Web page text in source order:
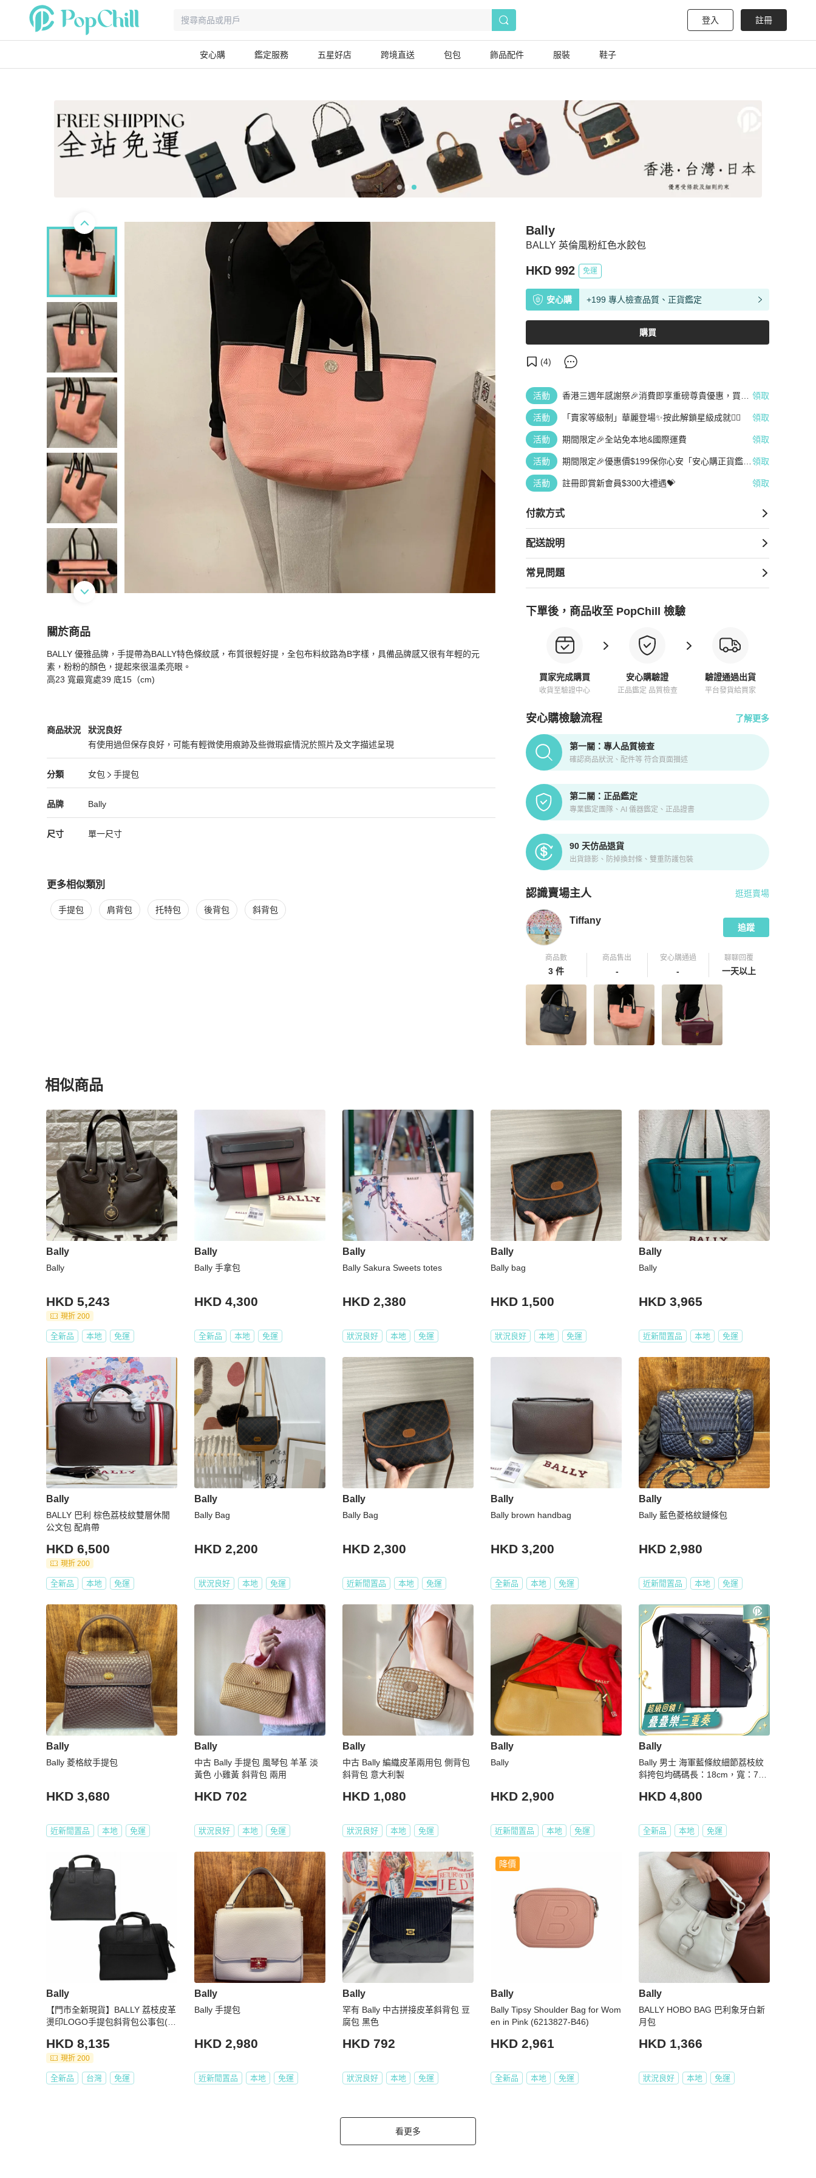
登入 註冊
安心購 鑑定服務 五星好店 跨境直送 包包 飾品配件 服裝 鞋子
BALLY 英倫風粉紅色水餃包
Bally
HKD 992 免運
安心購 +199 專人檢查品質、正貨鑑定
購買
(4)
活動
香港三週年感謝祭🎉消費即享重磅尊貴優惠，買越
領取
活動 「賣家等級制」華麗登場✨按此解鎖星級成就👆🏻 領取
活動 期間限定🎉全站免本地&國際運費 領取
活動
期間限定🎉優惠價$199保你心安「安心購正貨鑑
領取
活動 註冊即賞新會員$300大禮遇💝 領取
付款方式
配送說明
常見問題
下單後，商品收至 PopChill 檢驗
買家完成購買
收貨至驗證中心
安心購驗證
正品鑑定 品質檢查
驗證通過出貨
平台發貨給買家
安心購檢驗流程 了解更多
PopChill拍拍圈正品驗證、安心購檢驗流程介紹
第一關：專人品質檢查
確認商品狀況、配件等 符合頁面描述
第二關：正品鑑定
專業鑑定團隊、AI 儀器鑑定、正品證書
90 天仿品退貨
出貨錄影、防掉換封條、雙重防護包裝
認識賣場主人
PopChill 拍拍圈嚴選賣家
逛逛賣場
Tiffany
追蹤
商品數
3 件
商品售出
-
安心購通過
-
聊聊回覆
一天以上
關於商品
關於BALLY 英倫風粉紅色水餃包商品詳情與購買須知
BALLY 優雅品牌，手提帶為BALLY特色條紋感，布質很輕好提，全包布料紋路為B字樣，具備品牌感又很有年輕的元
素，粉粉的顏色，提起來很溫柔亮眼。
高23 寬最寬處39 底15（cm)
商品狀況
Bally女包 商品狀態與細節
狀況良好
有使用過但保存良好，可能有輕微使用痕跡及些微瑕疵情況於照片及文字描述呈現
狀況良好
分類
Bally 分類資訊
女包
手提包
女包/手提包推薦
品牌
Bally 女包品牌介紹
Bally
Bally 推薦清單
尺寸 單一尺寸
更多相似類別
更多Bally 女包 相似商品推薦
手提包 肩背包 托特包 後背包 斜背包
相似商品
更多相似Bally女包推薦精品
Bally
Bally
HKD 5,243
現折 200
全新品 本地 免運
Bally
Bally 手拿包
HKD 4,300
全新品 本地 免運
Bally
Bally Sakura Sweets totes
HKD 2,380
狀況良好 本地 免運
Bally
Bally bag
HKD 1,500
狀況良好 本地 免運
Bally
Bally
HKD 3,965
近新閒置品 本地 免運
Bally
BALLY 巴利 棕色荔枝紋雙層休閒
公文包 配肩帶
HKD 6,500
現折 200
全新品 本地 免運
Bally
Bally Bag
HKD 2,200
狀況良好 本地 免運
Bally
Bally Bag
HKD 2,300
近新閒置品 本地 免運
Bally
Bally brown handbag
HKD 3,200
全新品 本地 免運
Bally
Bally 藍色菱格紋鏈條包
HKD 2,980
近新閒置品 本地 免運
Bally
Bally 菱格紋手提包
HKD 3,680
近新閒置品 本地 免運
Bally
中古 Bally 手提包 風琴包 羊革 淡
黃色 小雞黃 斜背包 兩用
HKD 702
狀況良好 本地 免運
Bally
中古 Bally 編織皮革兩用包 側背包
斜背包 意大利製
HKD 1,080
狀況良好 本地 免運
Bally
Bally
HKD 2,900
近新閒置品 本地 免運
Bally
Bally 男士 海軍藍條紋細節荔枝紋
斜挎包均碼碼長：18cm，寬：7c
HKD 4,800
全新品 本地 免運
Bally
【門市全新現貨】BALLY 荔枝皮革
燙印LOGO手提包斜背包公事包(附
HKD 8,135
現折 200
全新品 台灣 免運
Bally
Bally 手提包
HKD 2,980
近新閒置品 本地 免運
Bally
罕有 Bally 中古拼接皮革斜背包 豆
腐包 黑色
HKD 792
狀況良好 本地 免運
降價
Bally
Bally Tipsy Shoulder Bag for Wom
en in Pink (6213827-B46)
HKD 2,961
全新品 本地 免運
Bally
BALLY HOBO BAG 巴利象牙白新
月包
HKD 1,366
狀況良好 本地 免運
看更多